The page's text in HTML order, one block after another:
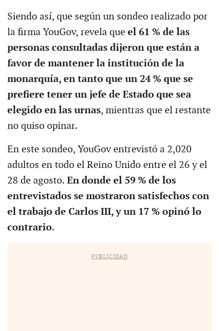
Siendo así, que según un sondeo realizado por
la firma YouGov, revela que el 61 % de las
personas consultadas dijeron que están a
favor de mantener la institución de la
monarquía, en tanto que un 24 % que se
prefiere tener un jefe de Estado que sea
elegido en las urnas, mientras que el restante
no quiso opinar.
En este sondeo, YouGov entrevistó a 2,020
adultos en todo el Reino Unido entre el 26 y el
28 de agosto. En donde el 59 % de los
entrevistados se mostraron satisfechos con
el trabajo de Carlos III, y un 17 % opinó lo
contrario.
PUBLICIDAD